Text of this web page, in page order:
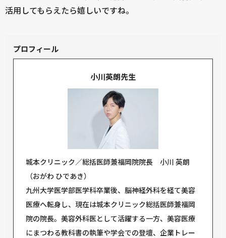
活用してもらえたら嬉しいですね。
プロフィール
小川英朗先生
城本クリニック／総括医師兼福岡院院長 小川 英朗
（おがわ ひであき）
九州大学医学部医学科卒業後、脳神経外科を経て美容
医療へ転身し、現在は城本クリニック総括医師兼福岡
院の院長。美容外科医として活躍する一方、美容医療
にまつわる教科書の執筆や学会での登壇、企業トレー